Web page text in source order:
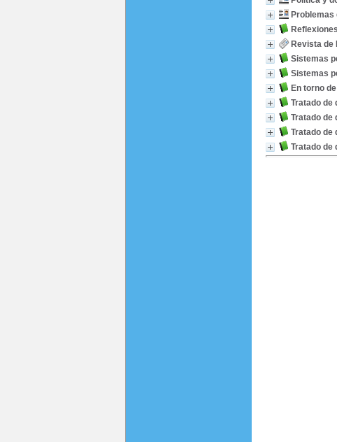
Revista de
Sistemas
Sistemas
En torno
Tratado de
Tratado de
Tratado de
Tratado de